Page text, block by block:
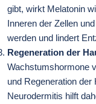
gibt, wirkt Melatonin
Inneren der Zellen
werden und lindert
Regeneration der
Wachstumshormone
und Regeneration der
Neurodermitis hilft